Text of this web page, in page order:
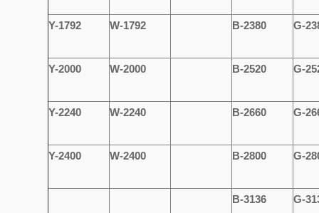
Y-1792 W-1792 B-2380 G-
Y-2000 W-2000 B-2520 G-
Y-2240 W-2240 B-2660 G-
Y-2400 W-2400 B-2800 G-
B-3136 G-